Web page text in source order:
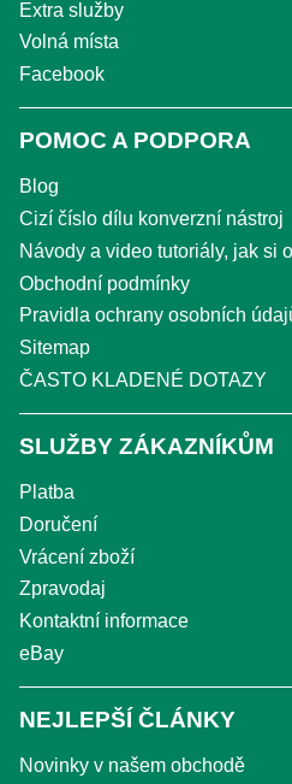
Extra služby
Volná místa
Facebook
POMOC A PODPORA
Blog
Cizí číslo dílu konverzní nástroj
Návody a video tutoriály, jak si
Obchodní podmínky
Pravidla ochrany osobních
Sitemap
ČASTO KLADENÉ DOTAZY
SLUŽBY ZÁKAZNÍKŮM
Platba
Doručení
Vrácení zboží
Zpravodaj
Kontaktní informace
eBay
NEJLEPŠÍ ČLÁNKY
Novinky v našem obchodě